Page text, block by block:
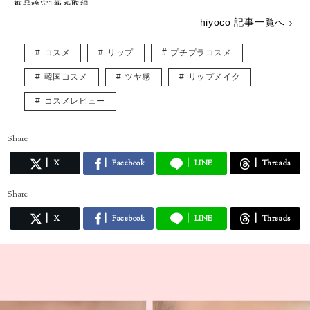
粧品検定1級を取得。
これまでの経験と知識を活かし、読者の「知りたい！」に寄り添った記
「忙しい毎日でも、美しさと楽しさを忘れずに」そんな想いを込めて、
コスメの魅力をお届けします！
hiyoco 記事一覧へ
コスメ リップ プチプラコスメ
韓国コスメ ツヤ感 リップメイク
コスメレビュー
Share
X Facebook LINE Threads
Share
X Facebook LINE Threads